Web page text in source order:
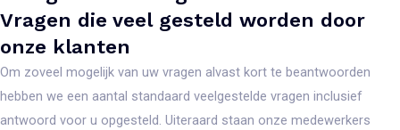
Vragen die veel gesteld worden door
onze klanten
Om zoveel mogelijk van uw vragen alvast kort te beantwoorden
hebben we een aantal standaard veelgestelde vragen inclusief
antwoord voor u opgesteld. Uiteraard staan onze medewerkers